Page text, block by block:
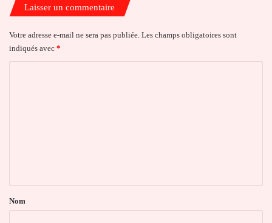
Laisser un commentaire
Votre adresse e-mail ne sera pas publiée. Les champs obligatoires sont
indiqués avec *
a
Nom